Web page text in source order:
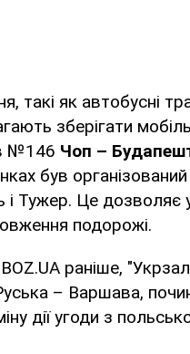
такі як автобусні
зберігати
№146 Чоп –
був
і Тужер. Це дозволяє
подорожі.
раніше,
– Варшава,
дії угоди з